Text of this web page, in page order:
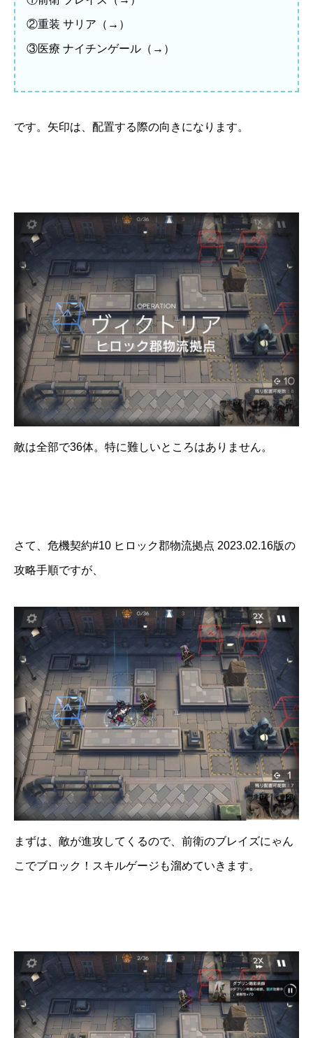
②重装 サリア（→）
③医療 ナイチンゲール（→）
です。矢印は、配置する際の向きになります。
敵は全部で36体。特に難しいところはありません。
さて、危機契約#10 ヒロック郡物流拠点 2023.02.16版の
攻略手順ですが、
まずは、敵が進攻してくるので、前衛のブレイズにゃん
こでブロック！スキルゲージも溜めていきます。